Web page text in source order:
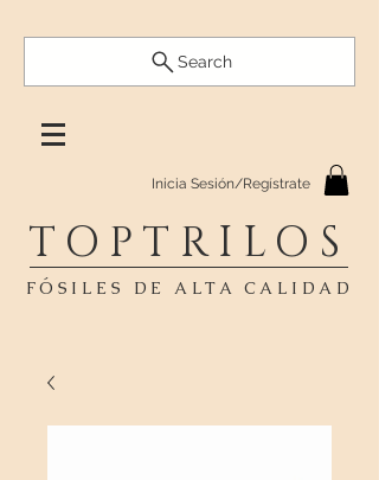
Search
Inicia Sesión/Regístrate
TOPTRILOS
FÓSILES DE ALTA CALIDAD